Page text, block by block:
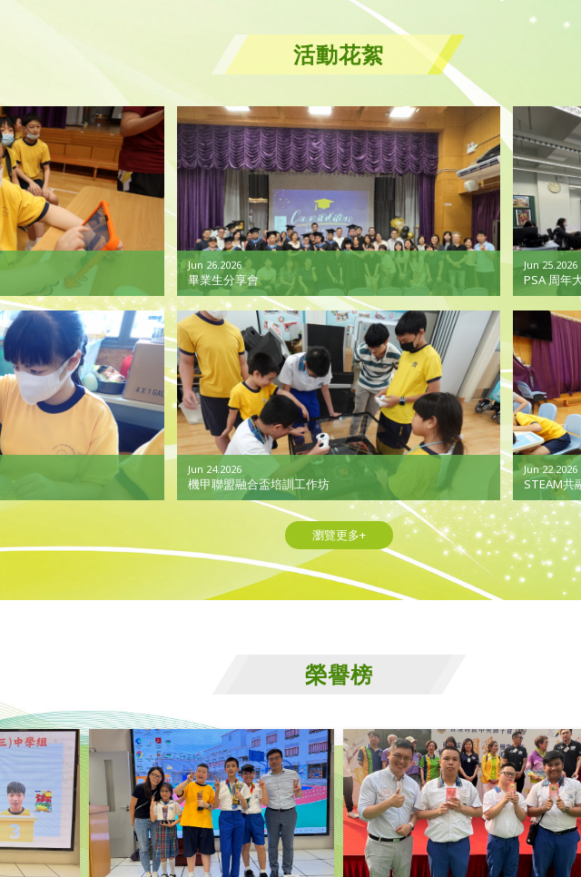
活動花絮
Jun 26.2026
畢業生分享會
Jun 25.2026
PSA 周年
Jun 24.2026
機甲聯盟融合盃培訓工作坊
Jun 22.2026
STEAM共
瀏覽更多+
榮譽榜